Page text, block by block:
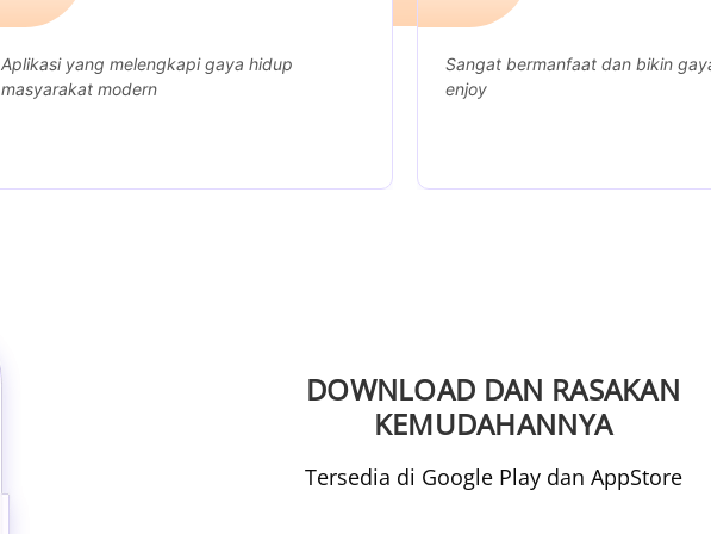
melengkapi gaya hidup
Sangat bermanfaat dan bikin gaya hidup lebih
DOWNLOAD DAN RASAKAN
KEMUDAHANNYA
Tersedia di Google Play dan AppStore